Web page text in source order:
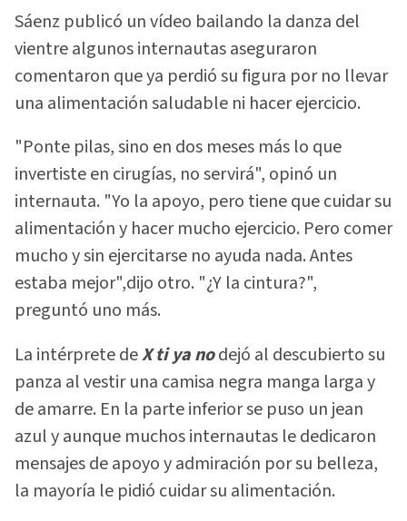
Sáenz publicó un vídeo bailando la danza del
vientre algunos internautas aseguraron
comentaron que ya perdió su figura por no llevar
una alimentación saludable ni hacer ejercicio.
"Ponte pilas, sino en dos meses más lo que
invertiste en cirugías, no servirá", opinó un
internauta. "Yo la apoyo, pero tiene que cuidar su
alimentación y hacer mucho ejercicio. Pero comer
mucho y sin ejercitarse no ayuda nada. Antes
estaba mejor",dijo otro. "¿Y la cintura?",
preguntó uno más.
La intérprete deX ti ya nodejó al descubierto su
panza al vestir una camisa negra manga larga y
de amarre. En la parte inferior se puso un jean
azul y aunque muchos internautas le dedicaron
mensajes de apoyo y admiración por su belleza,
la mayoría le pidió cuidar su alimentación.